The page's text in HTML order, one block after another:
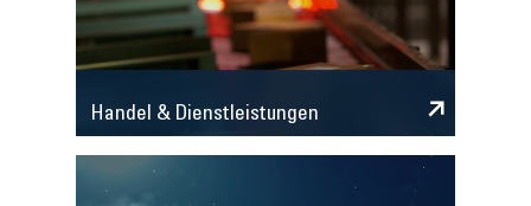
Handel & Dienstleistungen